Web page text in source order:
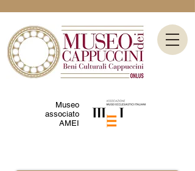
Museo
associato
AMEI